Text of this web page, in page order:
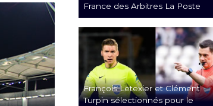
France des Arbitres La Poste
François Letexier et Clément
Turpin sélectionnés pour le